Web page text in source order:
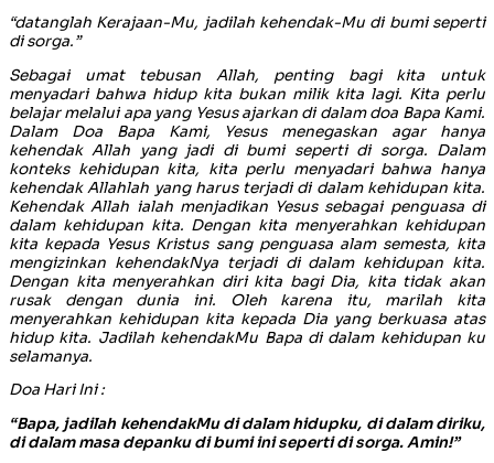
“datanglah Kerajaan-Mu, jadilah kehendak-Mu di bumi seperti
di sorga.”
Sebagai umat tebusan Allah, penting bagi kita untuk
menyadari bahwa hidup kita bukan milik kita lagi. Kita perlu
belajar melalui apa yang Yesus ajarkan di dalam doa Bapa Kami.
Dalam Doa Bapa Kami, Yesus menegaskan agar hanya
kehendak Allah yang jadi di bumi seperti di sorga. Dalam
konteks kehidupan kita, kita perlu menyadari bahwa hanya
kehendak Allahlah yang harus terjadi di dalam kehidupan kita.
Kehendak Allah ialah menjadikan Yesus sebagai penguasa di
dalam kehidupan kita. Dengan kita menyerahkan kehidupan
kita kepada Yesus Kristus sang penguasa alam semesta, kita
mengizinkan kehendakNya terjadi di dalam kehidupan kita.
Dengan kita menyerahkan diri kita bagi Dia, kita tidak akan
rusak dengan dunia ini. Oleh karena itu, marilah kita
menyerahkan kehidupan kita kepada Dia yang berkuasa atas
hidup kita. Jadilah kehendakMu Bapa di dalam kehidupan ku
selamanya.
Doa Hari Ini :
“Bapa, jadilah kehendakMu di dalam hidupku, di dalam diriku,
di dalam masa depanku di bumi ini seperti di sorga. Amin!”